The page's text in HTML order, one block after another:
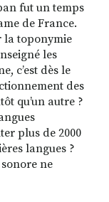
fut un temps
de France.
la toponymie
les
c’est dès le
des
qu’un autre ?
plus de 2000
langues ?
ne